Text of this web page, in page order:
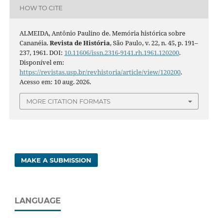
HOW TO CITE
ALMEIDA, Antônio Paulino de. Memória histórica sobre
Cananéia.Revista de História, São Paulo, v. 22, n. 45, p. 191–
237, 1961. DOI: 10.11606/issn.2316-9141.rh.1961.120200.
Disponível em:
https://revistas.usp.br/revhistoria/article/view/120200.
Acesso em: 10 aug. 2026.
MORE CITATION FORMATS
MAKE A SUBMISSION
LANGUAGE